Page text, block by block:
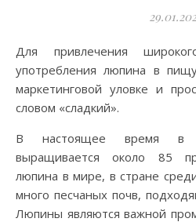
Для привлечения широкого круга людей для
употребления люпина в
маркетинговой уловке и
словом «сладкий».
В настоящее время в
выращивается около 85
люпина в мире, в стране
много песчаных почв,
Люпины являются важной